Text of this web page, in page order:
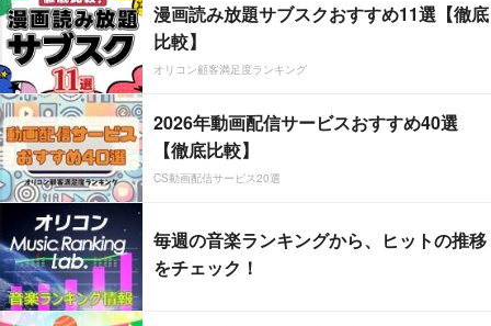
漫画読み放題サブスクおすすめ11選【徹底
比較】
オリコン顧客満足度ランキング
2026年動画配信サービスおすすめ40選
【徹底比較】
CS動画配信サービス20選
毎週の音楽ランキングから、ヒットの推移
をチェック！